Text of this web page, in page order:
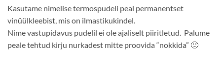
Kasutame nimelise termospudeli peal permanentset
vinüülkleebist, mis on ilmastikukindel.
Nime vastupidavus pudelil ei ole ajaliselt piiritletud. Palume
peale tehtud kirju nurkadest mitte proovida “nokkida” 🙂